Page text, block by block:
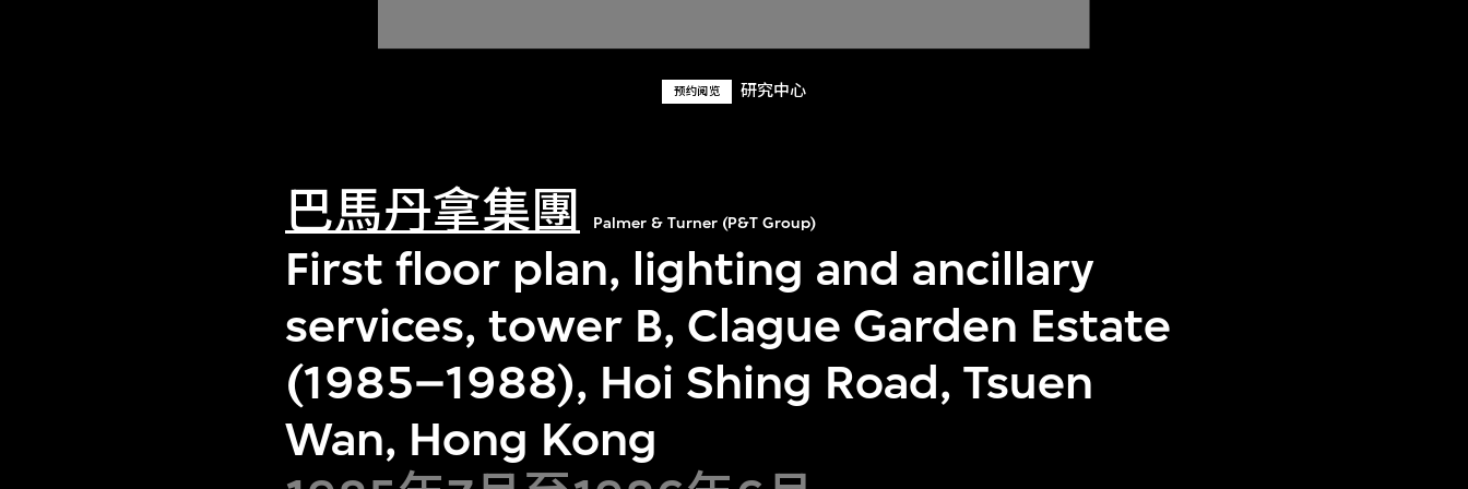
预约阅览 研究中心
巴馬丹拿集團 Palmer & Turner (P&T Group)
First floor plan, lighting and ancillary
services, tower B, Clague Garden Estate
(1985–1988), Hoi Shing Road, Tsuen
Wan, Hong Kong